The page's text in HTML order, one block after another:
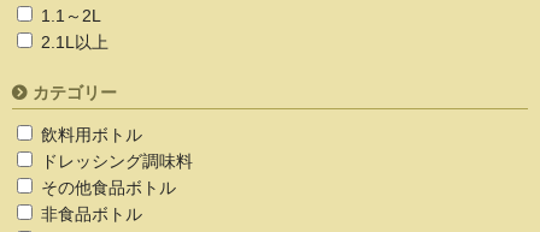
1.1～2L
2.1L以上
カテゴリー
飲料用ボトル
ドレッシング調味料
その他食品ボトル
非食品ボトル